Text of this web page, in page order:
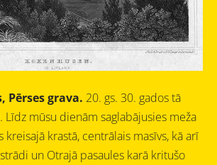
Pērses grava. 20. gs. 30. gados tā
. Līdz mūsu dienām saglabājusies meža
kreisajā krastā, centrālais masīvs, kā arī
un Otrajā pasaules karā kritušo